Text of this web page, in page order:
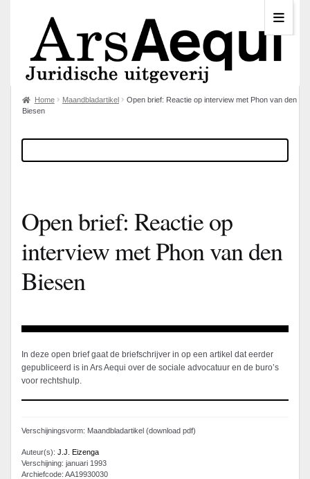
Home Maandbladartikel
Open brief: Reactie op interview met Phon van den
Biesen
Open brief: Reactie op
interview met Phon van den
Biesen
In deze open brief gaat de briefschrijver in op een artikel dat eerder
gepubliceerd is in Ars Aequi over de sociale advocatuur en de buro’s
voor rechtshulp.
Verschijningsvorm: Maandbladartikel (download pdf)
Auteur(s): J.J. Eizenga
Verschijning: januari 1993
Archiefcode: AA19930030